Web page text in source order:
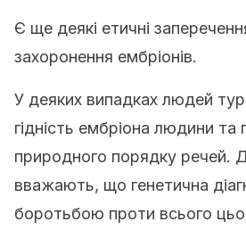
Є ще деякі етичні
захоронення ембріонів.
У деяких випадках людей
гідність ембріона людини та
природного порядку речей.
вважають, що генетична
боротьбою проти всього